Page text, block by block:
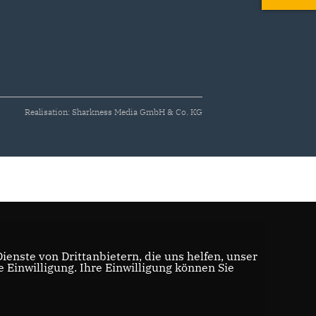
Realisation: Sharkness Media GmbH & Co. KG
von Drittanbietern, die uns helfen, unser
Einwilligung. Ihre Einwilligung können Sie